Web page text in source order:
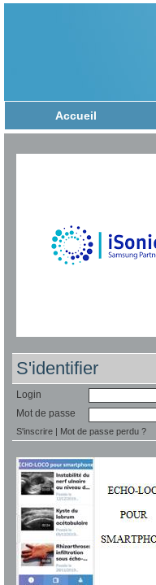
Accueil
S'identifier
Login
Mot de passe
S'inscrire | Mot de passe perdu ?